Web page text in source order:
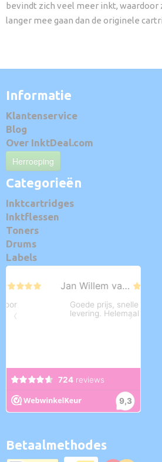
bevindt zich veel meer inkt, waardoor
langer mee gaan dan de originele
Informatie
Klantenservice
Blog
Over InktDeal.com
Herroeping
Categorieën
Inktcartridges
Inktflessen
Toners
Drums
Labels
Betaalmethodes